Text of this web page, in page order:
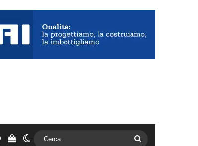
AccediVedi il carrello
Cambia aspetto